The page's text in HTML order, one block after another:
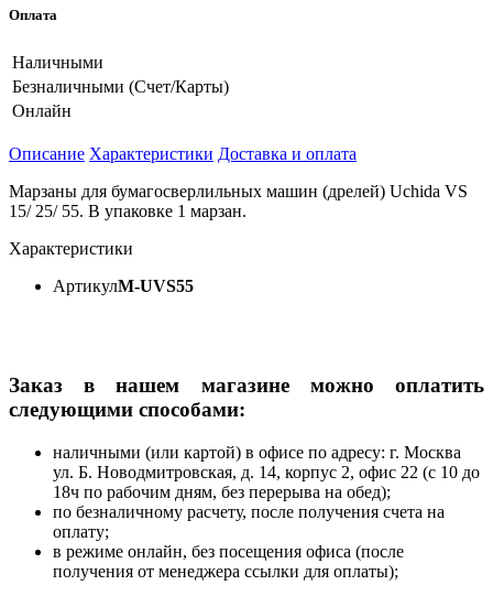
Оплата
Наличными
Безналичными (Счет/Карты)
Онлайн
Описание Характеристики Доставка и оплата
Марзаны для бумагосверлильных машин (дрелей) Uchida VS
15/ 25/ 55. В упаковке 1 марзан.
Характеристики
АртикулM-UVS55
Заказ в нашем магазине можно оплатить
следующими способами:
наличными (или картой) в офисе по адресу: г. Москва
ул. Б. Новодмитровская, д. 14, корпус 2, офис 22 (с 10 до
18ч по рабочим дням, без перерыва на обед);
по безналичному расчету, после получения счета на
оплату;
в режиме онлайн, без посещения офиса (после
получения от менеджера ссылки для оплаты);